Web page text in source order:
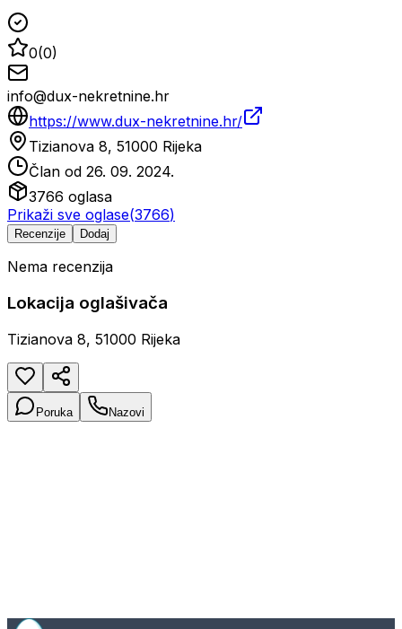
0(0)
info@dux-nekretnine.hr
https://www.dux-nekretnine.hr/
Tizianova 8, 51000 Rijeka
Član od 26. 09. 2024.
3766 oglasa
Prikaži sve oglase(3766)
Recenzije Dodaj
Nema recenzija
Lokacija oglašivača
Tizianova 8, 51000 Rijeka
Poruka Nazovi